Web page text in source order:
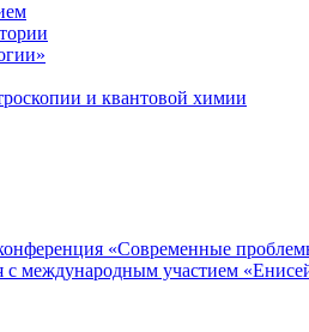
и квантовой химии
«Современные
с международным участием